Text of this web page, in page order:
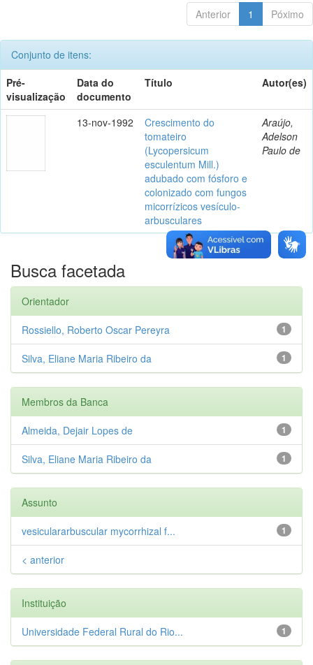
Anterior 1 Póximo
Conjunto de itens:
Pré-
visualização
Data do
documento
Título Autor(es)
13-nov-1992
Crescimento do
tomateiro
(Lycopersicum
esculentum Mill.)
adubado com fósforo e
colonizado com fungos
micorrízicos vesículo-
arbusculares
Araújo,
Adelson
Paulo de
Busca facetada
Orientador
1
Rossiello, Roberto Oscar Pereyra
1
Silva, Eliane Maria Ribeiro da
Membros da Banca
1
Almeida, Dejair Lopes de
1
Silva, Eliane Maria Ribeiro da
Assunto
1
vesiculararbuscular mycorrhizal f...
< anterior
Instituição
1
Universidade Federal Rural do Rio...